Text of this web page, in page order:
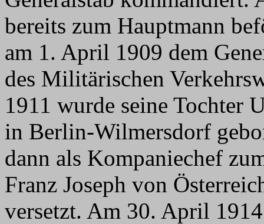
bereits zum Hauptmann
am 1. April 1909 dem
des Militärischen
1911 wurde seine Tochter
in Berlin-Wilmersdorf
dann als Kompaniechef
Franz Joseph von
versetzt. Am 30. April